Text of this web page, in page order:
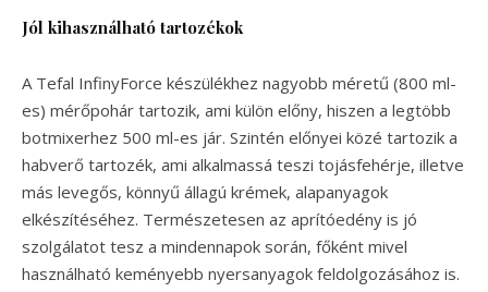
Jól kihasználható tartozékok
A Tefal InfinyForce készülékhez nagyobb méretű (800 ml-
es) mérőpohár tartozik, ami külön előny, hiszen a legtöbb
botmixerhez 500 ml-es jár. Szintén előnyei közé tartozik a
habverő tartozék, ami alkalmassá teszi tojásfehérje, illetve
más levegős, könnyű állagú krémek, alapanyagok
elkészítéséhez. Természetesen az aprítóedény is jó
szolgálatot tesz a mindennapok során, főként mivel
használható keményebb nyersanyagok feldolgozásához is.